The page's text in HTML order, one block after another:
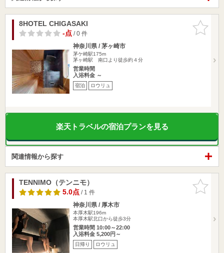
お気に入
りに追加
8HOTEL CHIGASAKI
-点/ 0 件
神奈川県 / 茅ヶ崎市
茅ケ崎駅175m
茅ヶ崎駅 南口より徒歩約４分
営業時間
入浴料金 ～
宿泊 ロウリュ
楽天トラベルの宿泊プランを見る
関連情報から探す
お気に入
りに追加
TENNIMO（テンニモ）
5.0点/ 1 件
神奈川県 / 厚木市
本厚木駅196m
本厚木駅北口から徒歩3分
営業時間 10:00～22:00
入浴料金 5,200円～
日帰り ロウリュ